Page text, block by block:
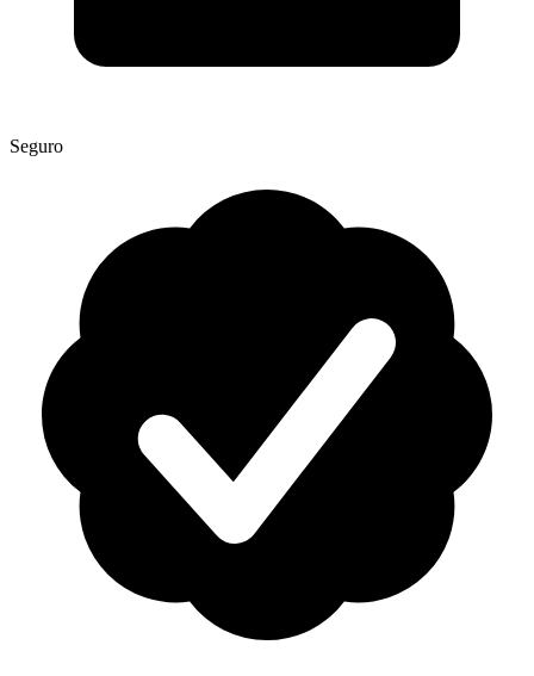
Seguro